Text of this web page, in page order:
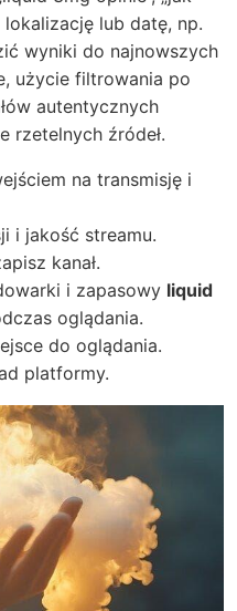
lub datę, np.
wyniki do najnowszych
użycie filtrowania po
autentycznych
rzetelnych źródeł.
na transmisję i
i jakość streamu.
kanał.
i zapasowy liquid
oglądania.
do oglądania.
platformy.